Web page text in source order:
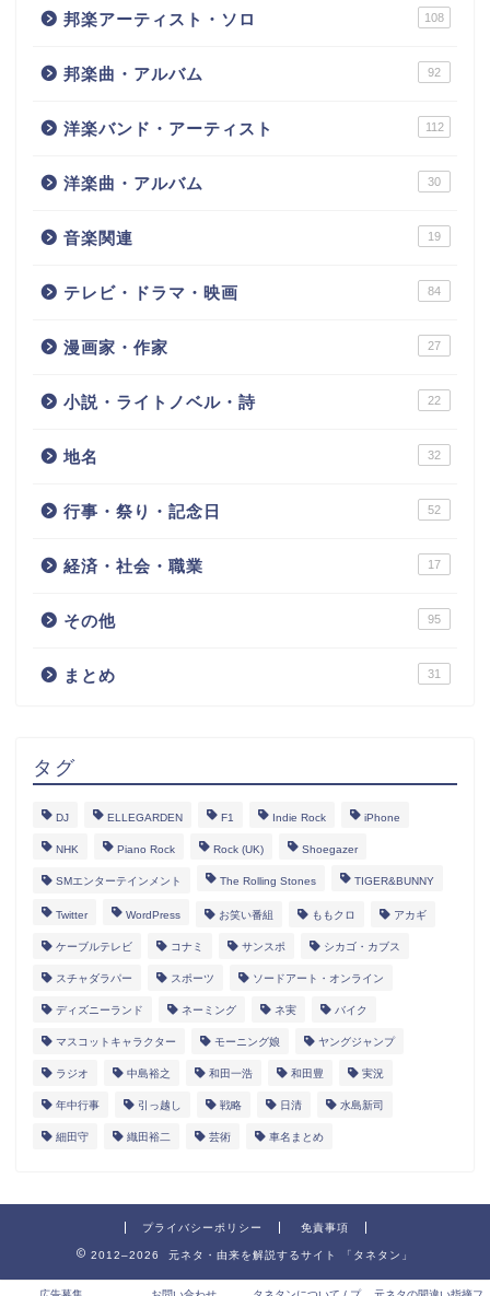
邦楽アーティスト・ソロ 108
邦楽曲・アルバム 92
洋楽バンド・アーティスト 112
洋楽曲・アルバム 30
音楽関連 19
テレビ・ドラマ・映画 84
漫画家・作家 27
小説・ライトノベル・詩 22
地名 32
行事・祭り・記念日 52
経済・社会・職業 17
その他 95
まとめ 31
タグ
DJ ELLEGARDEN F1 Indie Rock iPhone
NHK Piano Rock Rock (UK) Shoegazer
SMエンターテインメント The Rolling Stones TIGER&BUNNY
Twitter WordPress お笑い番組 ももクロ アカギ
ケーブルテレビ コナミ サンスポ シカゴ・カブス
スチャダラパー スポーツ ソードアート・オンライン
ディズニーランド ネーミング ネ実 バイク
マスコットキャラクター モーニング娘 ヤングジャンプ
ラジオ 中島裕之 和田一浩 和田豊 実況
年中行事 引っ越し 戦略 日清 水島新司
細田守 織田裕二 芸術 車名まとめ
プライバシーポリシー 免責事項
2012–2026 元ネタ・由来を解説するサイト 「タネタン」